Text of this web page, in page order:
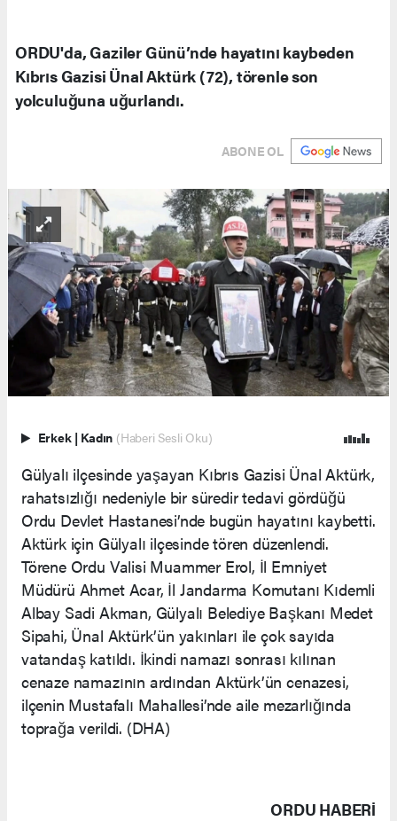
ORDU'da, Gaziler Günü’nde hayatını kaybeden
Kıbrıs Gazisi Ünal Aktürk (72), törenle son
yolculuğuna uğurlandı.
ABONE OL
Erkek | Kadın (Haberi Sesli Oku)
Gülyalı ilçesinde yaşayan Kıbrıs Gazisi Ünal Aktürk,
rahatsızlığı nedeniyle bir süredir tedavi gördüğü
Ordu Devlet Hastanesi’nde bugün hayatını kaybetti.
Aktürk için Gülyalı ilçesinde tören düzenlendi.
Törene Ordu Valisi Muammer Erol, İl Emniyet
Müdürü Ahmet Acar, İl Jandarma Komutanı Kıdemli
Albay Sadi Akman, Gülyalı Belediye Başkanı Medet
Sipahi, Ünal Aktürk’ün yakınları ile çok sayıda
vatandaş katıldı. İkindi namazı sonrası kılınan
cenaze namazının ardından Aktürk’ün cenazesi,
ilçenin Mustafalı Mahallesi’nde aile mezarlığında
toprağa verildi. (DHA)
ORDU HABERİ